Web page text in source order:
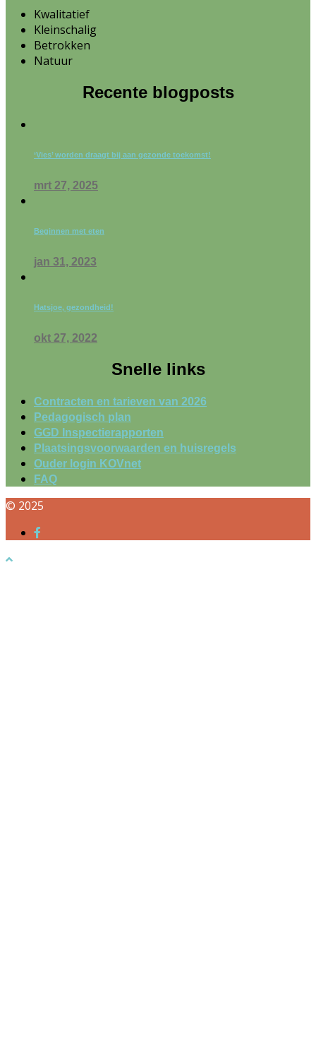
Kwalitatief
Kleinschalig
Betrokken
Natuur
Recente blogposts
‘Vies’ worden draagt bij aan gezonde toekomst!
mrt 27, 2025
Beginnen met eten
jan 31, 2023
Hatsjoe, gezondheid!
okt 27, 2022
Snelle links
Contracten en tarieven van 2026
Pedagogisch plan
GGD Inspectierapporten
Plaatsingsvoorwaarden en huisregels
Ouder login KOVnet
FAQ
© 2025